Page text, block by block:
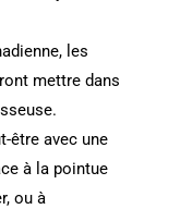
les
mettre dans
être avec une
à la pointue
ou à